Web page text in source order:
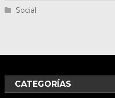
Social
CATEGORÍAS